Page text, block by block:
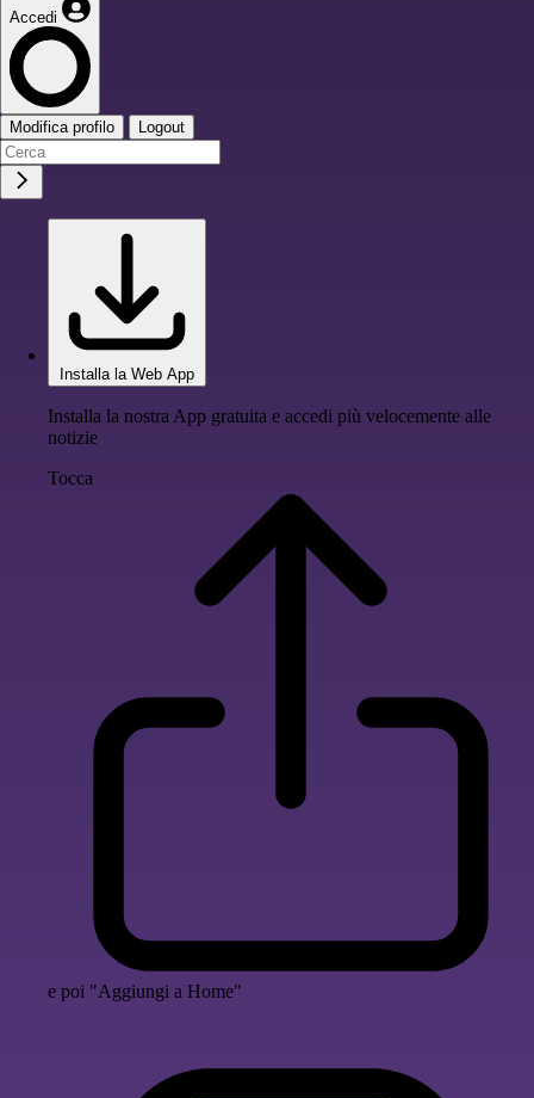
Accedi
Modifica profilo Logout
Installa la Web App
Installa la nostra App gratuita e accedi più velocemente alle
notizie
Tocca
e poi "Aggiungi a Home"